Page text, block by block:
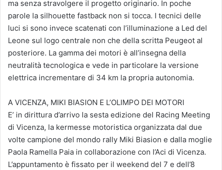
ma senza stravolgere il progetto originario. In poche
parole la silhouette fastback non si tocca. I tecnici delle
luci si sono invece scatenati con l’illuminazione a Led del
Leone sul logo centrale non che della scritta Peugeot al
posteriore. La gamma dei motori è all’insegna della
neutralità tecnologica e vede in particolare la versione
elettrica incrementare di 34 km la propria autonomia.
A VICENZA, MIKI BIASION E L’OLIMPO DEI MOTORI
E’ in dirittura d’arrivo la sesta edizione del Racing Meeting
di Vicenza, la kermesse motoristica organizzata dal due
volte campione del mondo rally Miki Biasion e dalla moglie
Paola Ramella Paia in collaborazione con l’Aci di Vicenza.
L’appuntamento è fissato per il weekend del 7 e dell’8